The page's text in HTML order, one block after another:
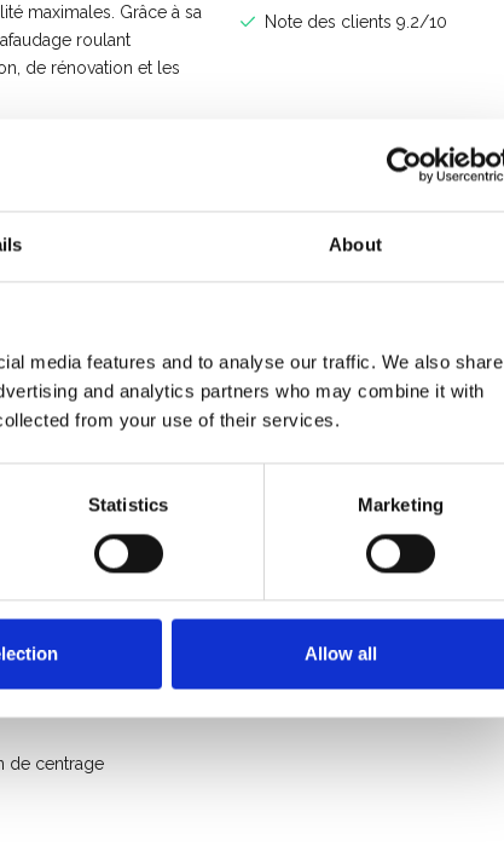
About
media features and to analyse our traffic. We also share
and analytics partners who may combine it with
from your use of their services.
Statistics Marketing
Allow all
Note des clients 9.2/10
maximales. Grâce à sa
roulant
de rénovation et les
niveau
intérieur de
Solide, Wienesse, …
frein empêche tout
charges élevées sans
ce qui améliore la
de centrage